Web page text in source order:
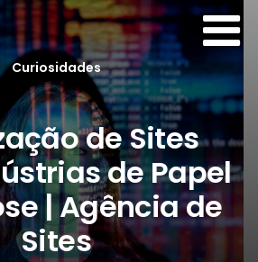
Curiosidades
de Sites
de Papel
| Agência de
Sites